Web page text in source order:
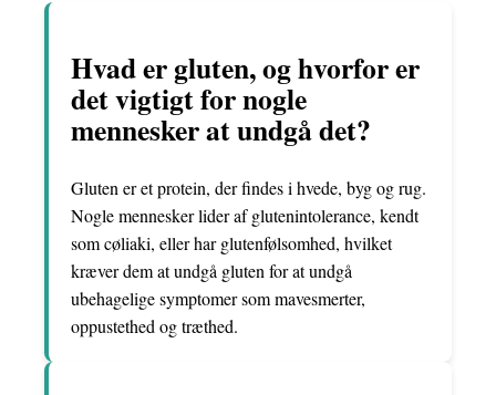
Hvad er gluten, og hvorfor er
det vigtigt for nogle
mennesker at undgå det?
Gluten er et protein, der findes i hvede, byg og rug.
Nogle mennesker lider af glutenintolerance, kendt
som cøliaki, eller har glutenfølsomhed, hvilket
kræver dem at undgå gluten for at undgå
ubehagelige symptomer som mavesmerter,
oppustethed og træthed.